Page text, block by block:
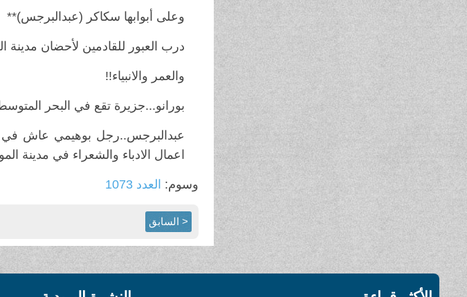
وعلى أبوابها سكاكر (عبدالبرجس)**
درب العبور للقادمين لأحضان مدينة
والعمر والانبياء!!
بورانو...جزيرة تقع في البحر
عبدالبرجس..رجل بوهيمي عاش في
اعمال الادباء والشعراء في مدينة
وسوم: العدد 1073
< السابق